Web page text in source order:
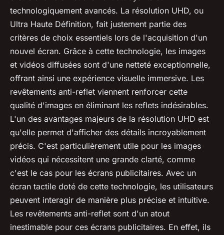
technologiquement avancés. La résolution UHD, ou
Ultra Haute Définition, fait justement partie des
critères de choix essentiels lors de l'acquisition d'un
nouvel écran. Grâce à cette technologie, les images
et vidéos diffusées sont d'une netteté exceptionnelle,
offrant ainsi une expérience visuelle immersive. Les
revêtements anti-reflet viennent renforcer cette
qualité d'images en éliminant les reflets indésirables.
L'un des avantages majeurs de la résolution UHD est
qu'elle permet d'afficher des détails incroyablement
précis. C'est particulièrement utile pour les images
vidéos qui nécessitent une grande clarté, comme
c'est le cas pour les écrans publicitaires. Avec un
écran tactile doté de cette technologie, les utilisateurs
peuvent interagir de manière plus précise et intuitive.
Les revêtements anti-reflet sont d'un atout
inestimable pour ces écrans publicitaires. En effet, ils